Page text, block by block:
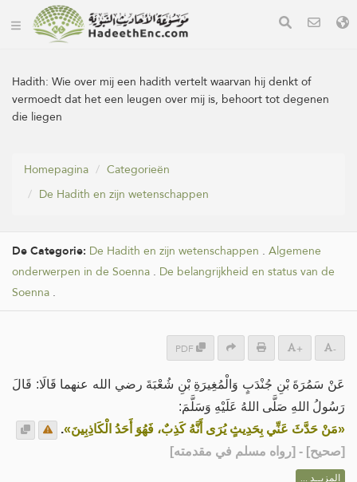
Hadith:Wie over mij een hadith vertelt waarvan hij denkt of
vermoedt dat het een leugen over mij is, behoort tot degenen
die liegen
Homepagina
Categorieën
De Hadith en zijn wetenschappen
De Categorie: De Hadith en zijn wetenschappen . Algemene
onderwerpen in de Soenna . De belangrijkheid en status van de
Soenna .
PDF + -
عَنْ سَمُرَةَ بْنِ جُنْدَبٍ وَالْمُغِيرَةِ بْنِ شُعْبَةَ رضي الله عنهما قَالَا: قَالَ
رَسُولُ اللهِ صَلَّى اللهُ عَلَيْهِ وَسَلَّمَ:
«مَنْ حَدَّثَ عَنِّي بِحَدِيثٍ يُرَى أَنَّهُ كَذِبٌ، فَهُوَ أَحَدُ الْكَاذِبِينَ».
[صحيح] - [رواه مسلم في مقدمته]
المزيــد ...